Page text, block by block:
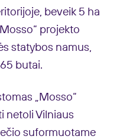
beveik 5 ha
projekto
statybos namus,
butai.
„Mosso“
netoli Vilniaus
suformuotame